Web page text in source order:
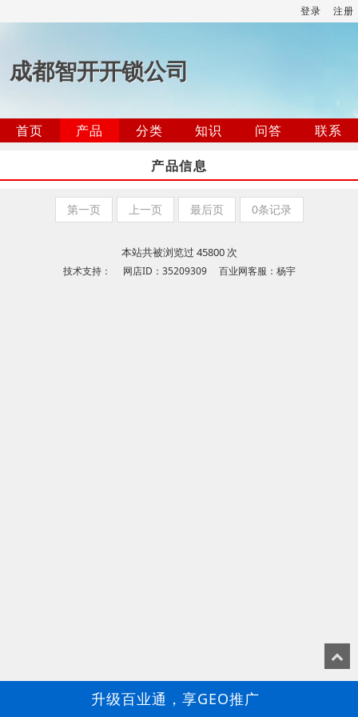
登录 注册
成都智开开锁公司
首页 产品 分类 知识 问答
联系
产品信息
第一页 上一页 最后页 0条记录
本站共被浏览过 45800 次
技术支持： 网店ID：35209309 百业网客服：杨宇
升级百业通，享GEO推广